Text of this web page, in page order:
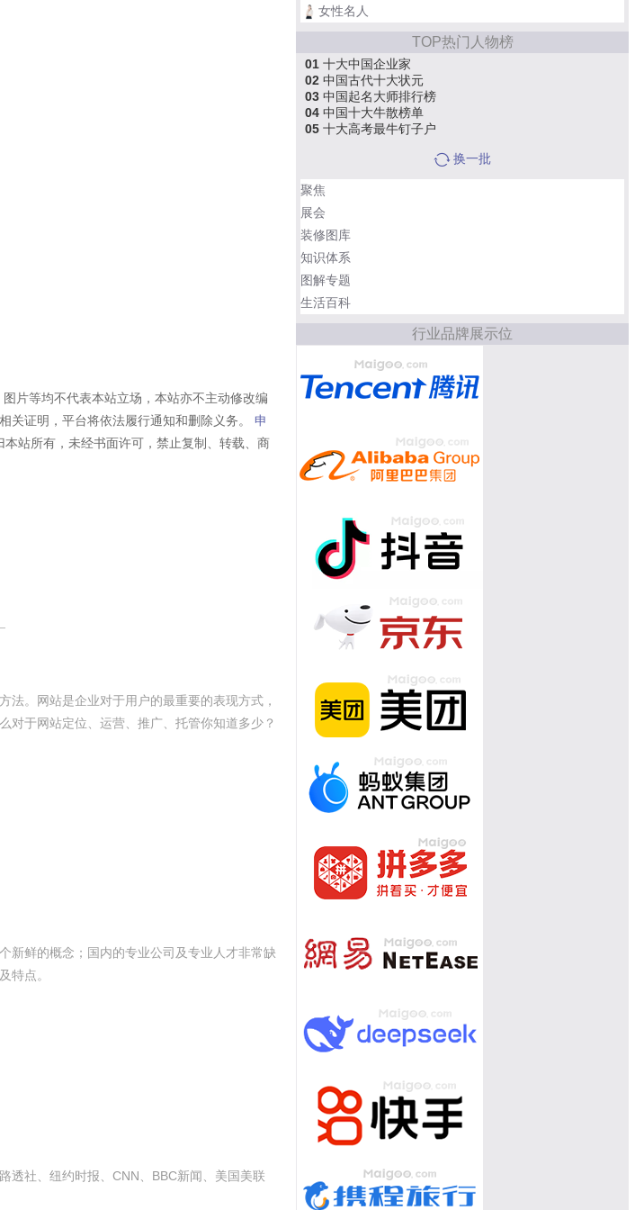
片等均不代表本站立场，本站亦不主动修改编
证明，平台将依法履行通知和删除义务。
申
站所有，未经书面许可，禁止复制、转载、商
法。网站是企业对于用户的最重要的表现方式，
对于网站定位、运营、推广、托管你知道多少？
新鲜的概念；国内的专业公司及专业人才非常缺
特点。
透社、纽约时报、CNN、BBC新闻、美国美联
女性名人
TOP热门人物榜
01 十大中国企业家
02 中国古代十大状元
03 中国起名大师排行榜
04 中国十大牛散榜单
05 十大高考最牛钉子户
换一批
聚焦
展会
装修图库
知识体系
图解专题
生活百科
行业品牌展示位